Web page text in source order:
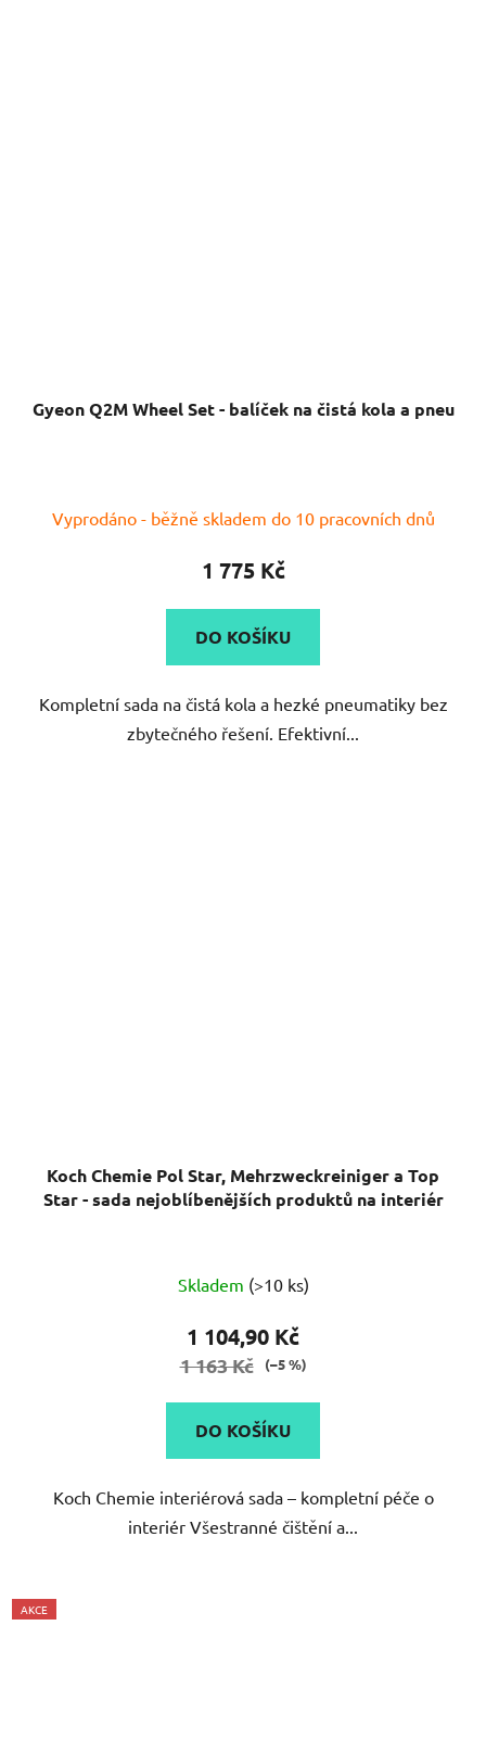
Gyeon Q2M Wheel Set - balíček na čistá kola a pneu
Vyprodáno - běžně skladem do 10 pracovních dnů
1 775 Kč
DO KOŠÍKU
Kompletní sada na čistá kola a hezké pneumatiky bez
zbytečného řešení. Efektivní...
Koch Chemie Pol Star, Mehrzweckreiniger a Top
Star - sada nejoblíbenějších produktů na interiér
hodnocení
produktu
je
5
Skladem (>10 ks)
1 104,90 Kč
1 163 Kč (–5 %)
DO KOŠÍKU
Koch Chemie interiérová sada – kompletní péče o
interiér Všestranné čištění a...
AKCE